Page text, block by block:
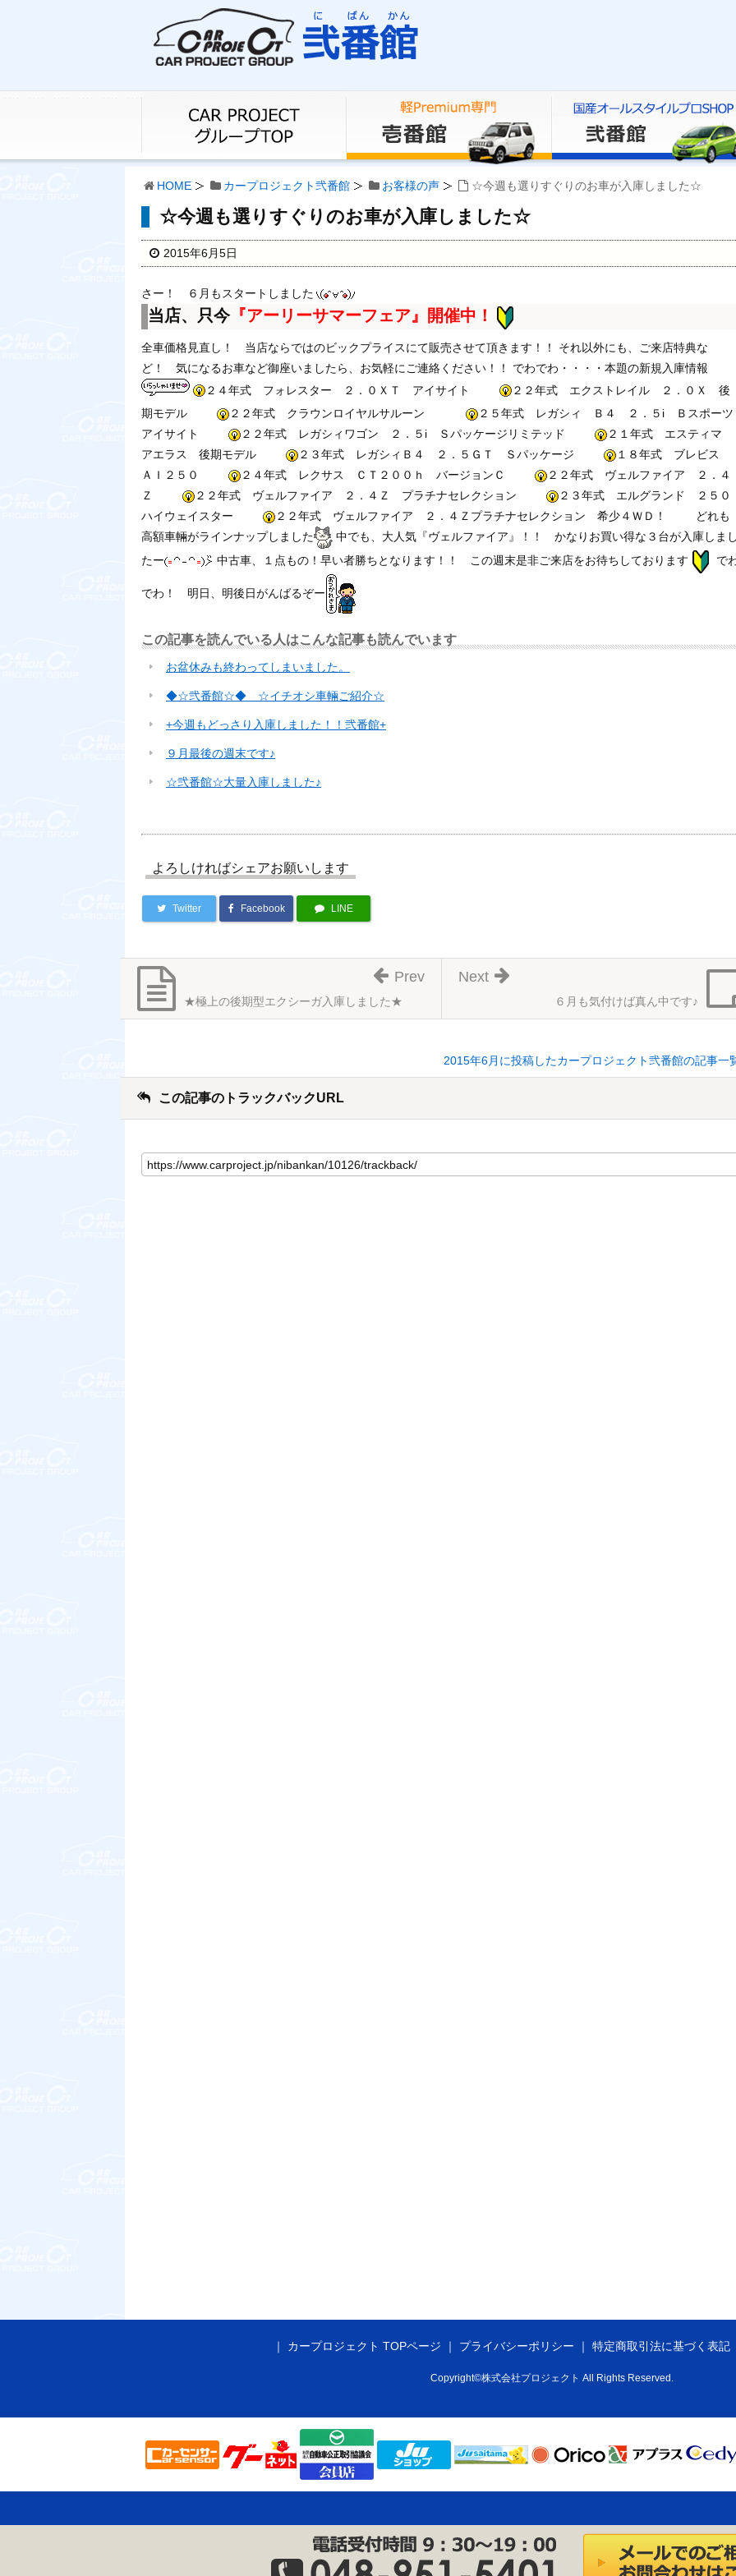
HOME カープロジェクト弐番館 お客様の声 ☆今週も選りすぐりのお車が入庫しました☆
☆今週も選りすぐりのお車が入庫しました☆
2015年6月5日
さー！ ６月もスタートしました
当店、只今『アーリーサマーフェア』開催中！
全車価格見直し！ 当店ならではのビックプライスにて販売させて頂きます！！ それ以外にも、ご来店特典な
ど！ 気になるお車など御座いましたら、お気軽にご連絡ください！！ でわでわ・・・・本題の新規入庫情報
２４年式 フォレスター ２．０ＸＴ アイサイト
２２年式 エクストレイル ２．０Ｘ 後
期モデル
２２年式 クラウンロイヤルサルーン
２５年式 レガシィ Ｂ４ ２．５i Ｂスポーツ
アイサイト
２２年式 レガシィワゴン ２．５i Ｓパッケージリミテッド
２１年式 エスティマ
アエラス 後期モデル
２３年式 レガシィＢ４ ２．５ＧＴ Ｓパッケージ
１８年式 ブレビス
ＡＩ２５０
２４年式 レクサス ＣＴ２００ｈ バージョンＣ
２２年式 ヴェルファイア ２．４
Ｚ
２２年式 ヴェルファイア ２．４Ｚ プラチナセレクション
２３年式 エルグランド ２５０
ハイウェイスター
２２年式 ヴェルファイア ２．４Ｚプラチナセレクション 希少４ＷＤ！
どれも
高額車輛がラインナップしました
中でも、大人気『ヴェルファイア』！！ かなりお買い得な３台が入庫しま
たー
中古車、１点もの！早い者勝ちとなります！！ この週末是非ご来店をお待ちしております で
でわ！ 明日、明後日がんばるぞー
この記事を読んでいる人はこんな記事も読んでいます
お盆休みも終わってしまいました。
◆☆弐番館☆◆ ☆イチオシ車輛ご紹介☆
+今週もどっさり入庫しました！！弐番館+
９月最後の週末です♪
☆弐番館☆大量入庫しました♪
よろしければシェアお願いします
Twitter Facebook LINE
６月も気付けば真ん中です♪
Next
★極上の後期型エクシーガ入庫しました★
Prev
2015年6月に投稿したカープロジェクト弐番館の記事一
この記事のトラックバックURL
カープロジェクト TOPページ プライバシーポリシー 特定商取引法に基づく表記
Copyright©株式会社プロジェクト All Rights Reserved.